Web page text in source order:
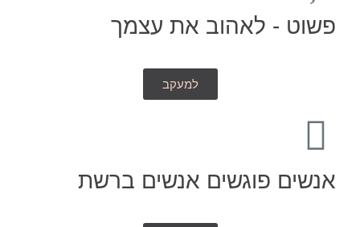
פשוט - לאהוב את עצמך
למעקב
אנשים פוגשים אנשים ברשת